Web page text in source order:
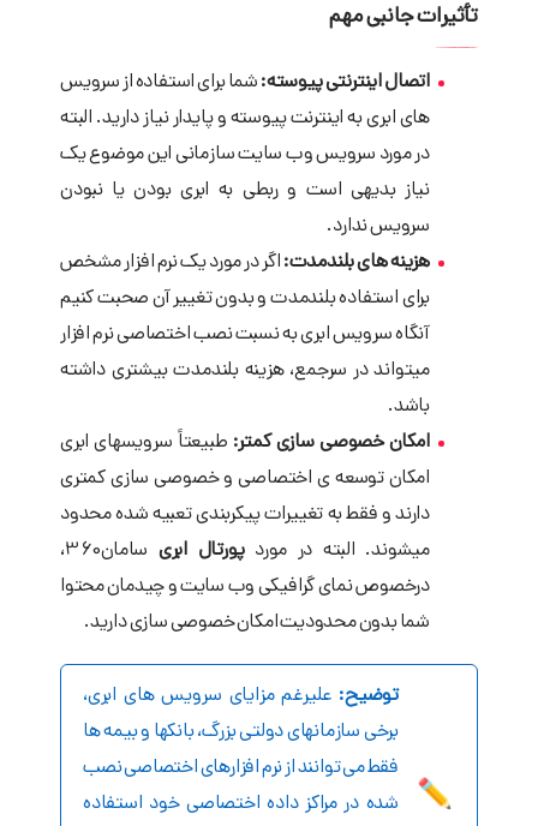
تأثیرات جانبی مهم
اتصال اینترنتی پیوسته:شما برای استفاده از سرویس
های ابری به اینترنت پیوسته و پایدار نیاز دارید. البته
در مورد سرویس وب ­سایت سازمانی این موضوع یک
نیاز بدیهی است و ربطی به ابری بودن یا نبودن
سرویس ندارد.
هزینه­ های بلندمدت:اگر در مورد یک نرم­ افزار مشخص
برای استفاده بلندمدت و بدون تغییر آن صحبت کنیم
آنگاه سرویس ابری به نسبت نصب اختصاصی نرم­ افزار
می­تواند در سرجمع، هزینه بلندمدت بیشتری داشته
باشد.
امکان خصوصی ­سازی کمتر: طبیعتاً سرویسهای ابری
امکان توسعه ­ی اختصاصی و خصوصی سازی کمتری
دارند و فقط به تغییرات پیکربندی تعبیه شده محدود
می­شوند. البته در موردپورتال ابری
سامان360،
درخصوص نمای گرافیکی وب سایت و چیدمان محتوا
شما بدون محدودیت امکان خصوصی سازی دارید.
توضیح: علیرغم مزایای سرویس های ابری،
برخی سازمانهای دولتی بزرگ، بانکها و بیمه ­ها
فقط می ­توانند از نرم ­افزارهای اختصاصی نصب
شده در مراکز داده اختصاصی خود استفاده